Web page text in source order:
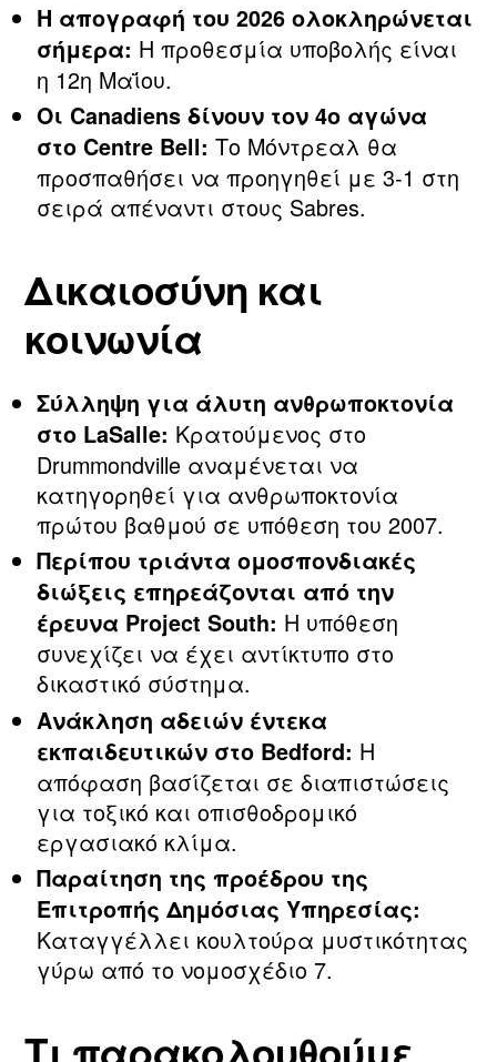
Η απογραφή του 2026 ολοκληρώνεται
σήμερα: Η προθεσμία υποβολής είναι
η 12η Μαΐου.
Οι Canadiens δίνουν τον 4ο αγώνα
στο Centre Bell: Το Μόντρεαλ θα
προσπαθήσει να προηγηθεί με 3‑1 στη
σειρά απέναντι στους Sabres.
Δικαιοσύνη και
κοινωνία
Σύλληψη για άλυτη ανθρωποκτονία
στο LaSalle: Κρατούμενος στο
Drummondville αναμένεται να
κατηγορηθεί για ανθρωποκτονία
πρώτου βαθμού σε υπόθεση του 2007.
Περίπου τριάντα ομοσπονδιακές
διώξεις επηρεάζονται από την
έρευνα Project South: Η υπόθεση
συνεχίζει να έχει αντίκτυπο στο
δικαστικό σύστημα.
Ανάκληση αδειών έντεκα
εκπαιδευτικών στο Bedford: Η
απόφαση βασίζεται σε διαπιστώσεις
για τοξικό και οπισθοδρομικό
εργασιακό κλίμα.
Παραίτηση της προέδρου της
Επιτροπής Δημόσιας Υπηρεσίας:
Καταγγέλλει κουλτούρα μυστικότητας
γύρω από το νομοσχέδιο 7.